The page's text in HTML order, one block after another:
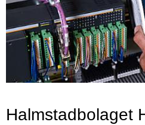
Halmstadbolaget